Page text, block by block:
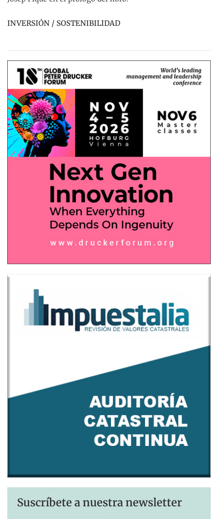
INVERSIÓN / SOSTENIBILIDAD
Suscríbete a nuestra newsletter